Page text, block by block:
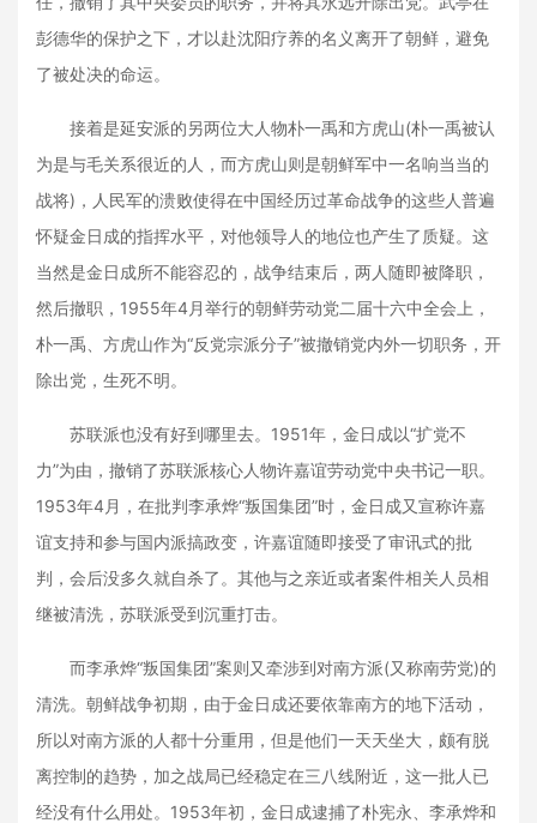
彭德华的保护之下，才以赴沈阳疗养的名义离开了朝鲜，避免
了被处决的命运。
接着是延安派的另两位大人物朴一禹和方虎山(朴一禹被认
为是与毛关系很近的人，而方虎山则是朝鲜军中一名响当当的
战将)，人民军的溃败使得在中国经历过革命战争的这些人普遍
怀疑金日成的指挥水平，对他领导人的地位也产生了质疑。这
当然是金日成所不能容忍的，战争结束后，两人随即被降职，
然后撤职，1955年4月举行的朝鲜劳动党二届十六中全会上，
朴一禹、方虎山作为“反党宗派分子”被撤销党内外一切职务，开
除出党，生死不明。
苏联派也没有好到哪里去。1951年，金日成以“扩党不
力”为由，撤销了苏联派核心人物许嘉谊劳动党中央书记一职。
1953年4月，在批判李承烨“叛国集团”时，金日成又宣称许嘉
谊支持和参与国内派搞政变，许嘉谊随即接受了审讯式的批
判，会后没多久就自杀了。其他与之亲近或者案件相关人员相
继被清洗，苏联派受到沉重打击。
而李承烨“叛国集团”案则又牵涉到对南方派(又称南劳党)的
清洗。朝鲜战争初期，由于金日成还要依靠南方的地下活动，
所以对南方派的人都十分重用，但是他们一天天坐大，颇有脱
离控制的趋势，加之战局已经稳定在三八线附近，这一批人已
经没有什么用处。1953年初，金日成逮捕了朴宪永、李承烨和